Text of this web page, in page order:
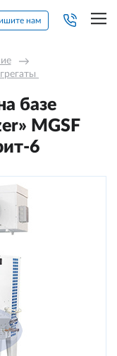
нам
→
базе
MGSF
6